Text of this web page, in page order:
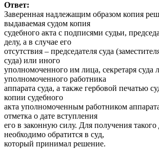
Ответ:
Заверенная надлежащим образом копия
выдаваемая судом копия
судебного акта с подписями судьи,
делу, а в случае его
отсутствия – председателя суда
суда) или иного
уполномоченного им лица, секретаря суда
уполномоченного работника
аппарата суда, а также гербовой печатью
копии судебного
акта уполномоченным работником
отметка о дате вступления
его в законную силу. Для получения такого
необходимо обратится в суд,
который принимал решение.